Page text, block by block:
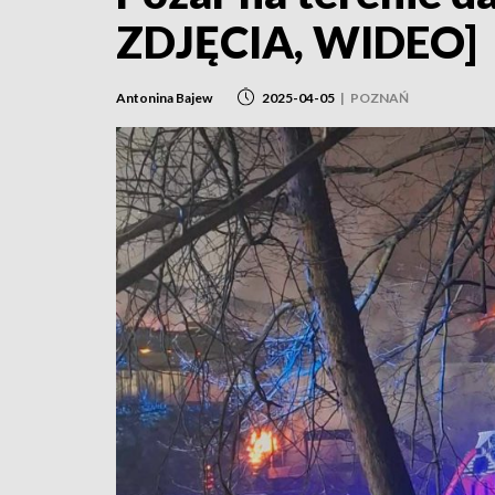
ZDJĘCIA, WIDEO]
Antonina Bajew 2025-04-05 | POZNAŃ